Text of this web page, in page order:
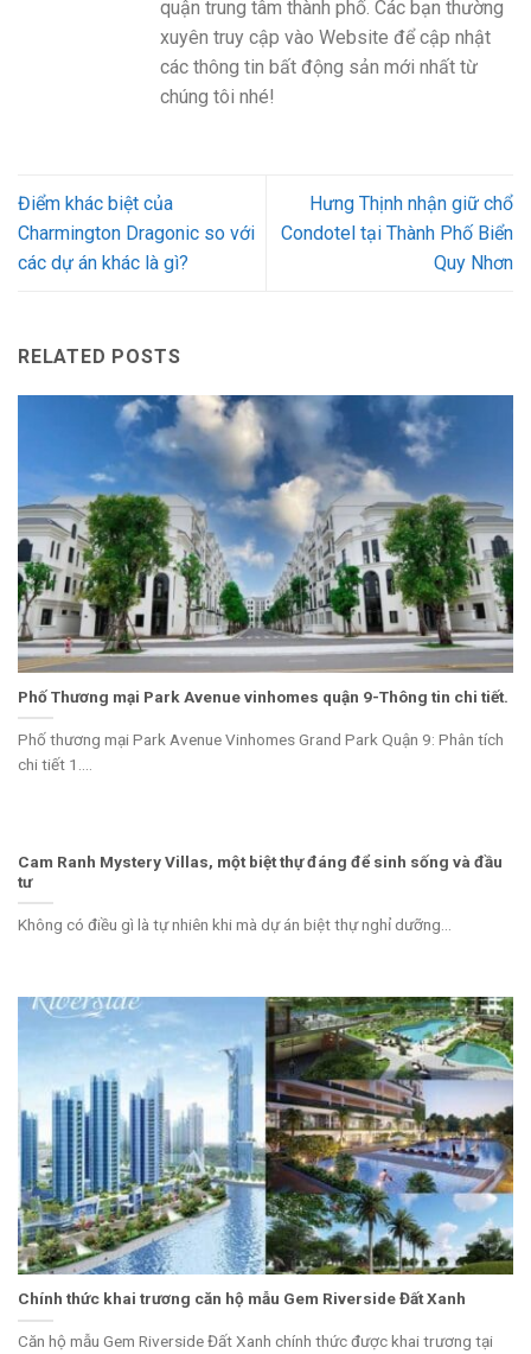
quận trung tâm thành phố. Các bạn thường
xuyên truy cập vào Website để cập nhật
các thông tin bất động sản mới nhất từ
chúng tôi nhé!
Điểm khác biệt của
Charmington Dragonic so với
các dự án khác là gì?
Hưng Thịnh nhận giữ chổ
Condotel tại Thành Phố Biển
Quy Nhơn
RELATED POSTS
Phố Thương mại Park Avenue vinhomes quận 9-Thông tin chi tiết.
Phố thương mại Park Avenue Vinhomes Grand Park Quận 9: Phân tích
chi tiết 1....
Cam Ranh Mystery Villas, một biệt thự đáng để sinh sống và đầu
tư
Không có điều gì là tự nhiên khi mà dự án biệt thự nghỉ dưỡng...
Chính thức khai trương căn hộ mẫu Gem Riverside Đất Xanh
Căn hộ mẫu Gem Riverside Đất Xanh chính thức được khai trương tại